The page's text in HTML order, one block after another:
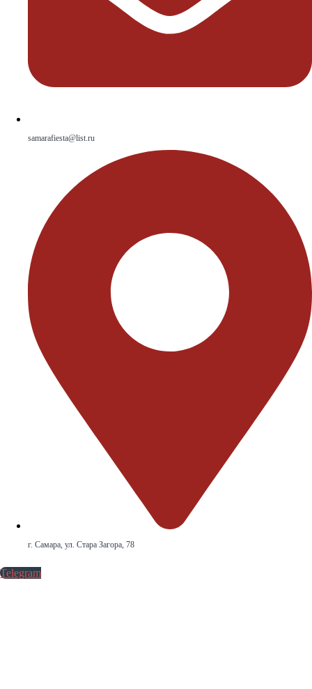
samarafiesta@list.ru
г. Самара, ул. Стара Загора, 78
Telegram